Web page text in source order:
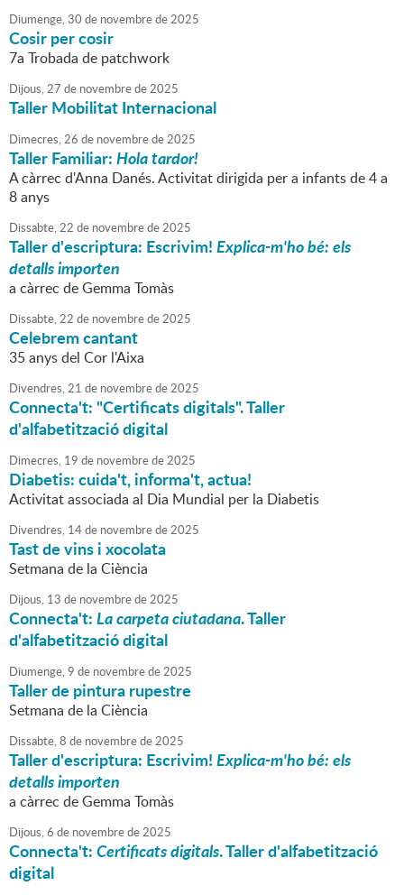
Diumenge,30 de novembrede2025
Cosir per cosir
7a Trobada de patchwork
Dijous,27 de novembrede2025
Taller Mobilitat Internacional
Dimecres,26 de novembrede2025
Taller Familiar:Hola tardor!
A càrrec d'Anna Danés. Activitat dirigida per a infants de 4 a
8 anys
Dissabte,22 de novembrede2025
Taller d'escriptura: Escrivim!Explica-m'ho bé: els
detalls importen
a càrrec de Gemma Tomàs
Dissabte,22 de novembrede2025
Celebrem cantant
35 anys del Cor l'Aixa
Divendres,21 de novembrede2025
Connecta't: "Certificats digitals". Taller
d'alfabetització digital
Dimecres, 19 de novembrede2025
Diabetis: cuida't, informa't, actua!
Activitat associada al Dia Mundial per la Diabetis
Divendres, 14de novembrede2025
Tast de vins i xocolata
Setmana de la Ciència
Dijous, 13 de novembrede2025
Connecta't:La carpeta ciutadana. Taller
d'alfabetització digital
Diumenge,9 de novembrede2025
Taller de pintura rupestre
Setmana de la Ciència
Dissabte,8 de novembrede2025
Taller d'escriptura: Escrivim!Explica-m'ho bé: els
detalls importen
a càrrec de Gemma Tomàs
Dijous,6 de novembrede2025
Connecta't:Certificats digitals. Taller d'alfabetització
digital